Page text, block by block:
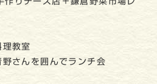
教室
んを囲んでランチ会